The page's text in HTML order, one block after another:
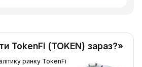
TokenFi (TOKEN) зараз?»
ринку TokenFi